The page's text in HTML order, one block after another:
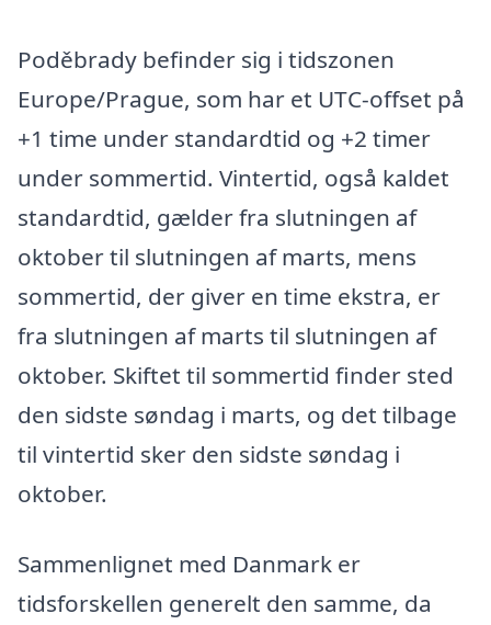
Poděbrady befinder sig i tidszonen
Europe/Prague, som har et UTC-offset på
+1 time under standardtid og +2 timer
under sommertid. Vintertid, også kaldet
standardtid, gælder fra slutningen af
oktober til slutningen af marts, mens
sommertid, der giver en time ekstra, er
fra slutningen af marts til slutningen af
oktober. Skiftet til sommertid finder sted
den sidste søndag i marts, og det tilbage
til vintertid sker den sidste søndag i
oktober.
Sammenlignet med Danmark er
tidsforskellen generelt den samme, da